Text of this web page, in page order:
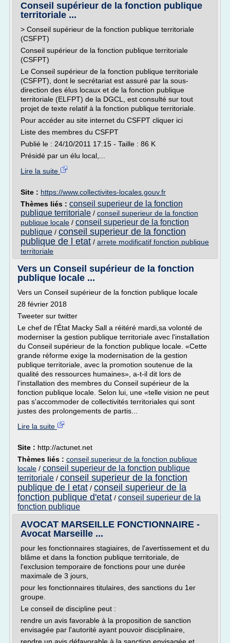
Conseil supérieur de la fonction publique
territoriale ...
> Conseil supérieur de la fonction publique territoriale
(CSFPT)
Conseil supérieur de la fonction publique territoriale
(CSFPT)
Le Conseil supérieur de la fonction publique territoriale
(CSFPT), dont le secrétariat est assuré par la sous-
direction des élus locaux et de la fonction publique
territoriale (ELFPT) de la DGCL, est consulté sur tout
projet de texte relatif à la fonction publique territoriale.
Pour accéder au site internet du CSFPT cliquer ici
Liste des membres du CSFPT
Publié le : 24/10/2011 17:15 - Taille : 86 K
Présidé par un élu local,...
Lire la suite
Site : https://www.collectivites-locales.gouv.fr
Thèmes liés : conseil superieur de la fonction
publique territoriale / conseil superieur de la fonction
publique locale / conseil superieur de la fonction
publique / conseil superieur de la fonction
publique de l etat / arrete modificatif fonction publique
territoriale
Vers un Conseil supérieur de la fonction
publique locale ...
Vers un Conseil supérieur de la fonction publique locale
28 février 2018
Tweeter sur twitter
Le chef de l'État Macky Sall a réitéré mardi,sa volonté de
moderniser la gestion publique territoriale avec l'installation
du Conseil supérieur de la fonction publique locale. «Cette
grande réforme exige la modernisation de la gestion
publique territoriale, avec la promotion soutenue de la
qualité des ressources humaines», a-t-il dit lors de
l'installation des membres du Conseil supérieur de la
fonction publique locale. Selon lui, une «telle vision ne peut
pas s'accommoder de collectivités territoriales qui sont
justes des prolongements de partis...
Lire la suite
Site : http://actunet.net
Thèmes liés : conseil superieur de la fonction publique
locale / conseil superieur de la fonction publique
territoriale / conseil superieur de la fonction
publique de l etat / conseil superieur de la
fonction publique d'etat / conseil superieur de la
fonction publique
AVOCAT MARSEILLE FONCTIONNAIRE -
Avocat Marseille ...
pour les fonctionnaires stagiaires, de l'avertissement et du
blâme et dans la fonction publique territoriale, de
l'exclusion temporaire de fonctions pour une durée
maximale de 3 jours,
pour les fonctionnaires titulaires, des sanctions du 1er
groupe.
Le conseil de discipline peut :
rendre un avis favorable à la proposition de sanction
envisagée par l'autorité ayant pouvoir disciplinaire,